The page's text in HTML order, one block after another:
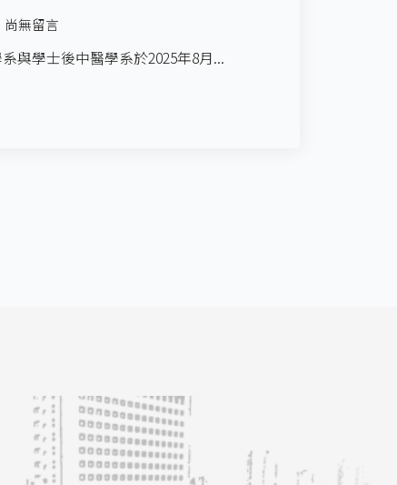
尚無留言
與學士後中醫學系於2025年8月...